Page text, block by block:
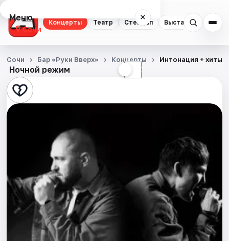
Концерты Театр Стендап Выставки
Меню ×
Сочи
Концерты
Театр
Стендап
Экскурсии
Спорт
События
Ночной режим ☾
Сочи Бар «Руки Вверх» Концерты Интонация + хиты